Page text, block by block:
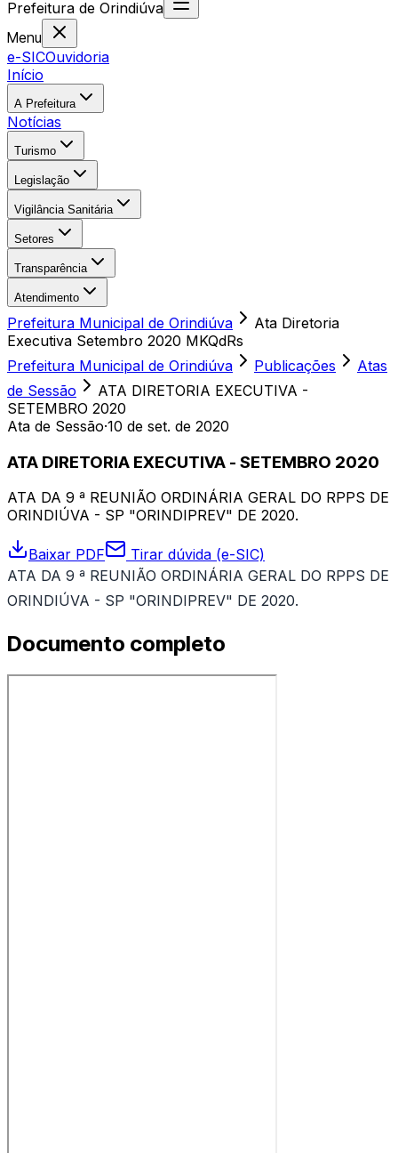
Prefeitura de Orindiúva
Menu
e-SICOuvidoria
Início
A Prefeitura
Notícias
Turismo
Legislação
Vigilância Sanitária
Setores
Transparência
Atendimento
Prefeitura Municipal de Orindiúva
Ata Diretoria
Executiva Setembro 2020 MKQdRs
Prefeitura Municipal de Orindiúva
Publicações
Atas
de Sessão
ATA DIRETORIA EXECUTIVA -
SETEMBRO 2020
Ata de Sessão·10 de set. de 2020
ATA DIRETORIA EXECUTIVA - SETEMBRO 2020
ATA DA 9 ª REUNIÃO ORDINÁRIA GERAL DO RPPS DE
ORINDIÚVA - SP "ORINDIPREV" DE 2020.
Baixar PDF
Tirar dúvida (e-SIC)
ATA DA 9 ª REUNIÃO ORDINÁRIA GERAL DO RPPS DE
ORINDIÚVA - SP "ORINDIPREV" DE 2020.
Documento completo